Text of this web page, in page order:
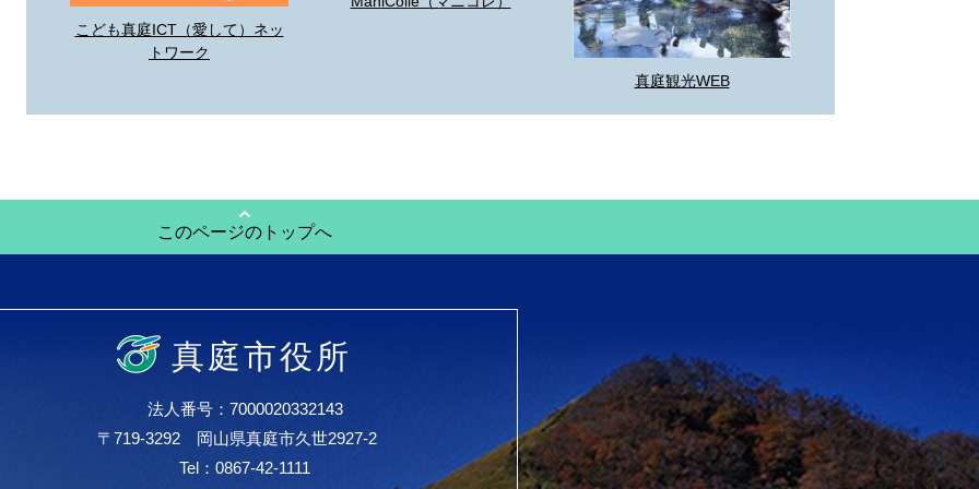
こども真庭ICT（愛して）ネッ
トワーク
真庭観光WEB
このページのトップへ
真庭市役所
法人番号：7000020332143
〒719-3292 岡山県真庭市久世2927-2
Tel：0867-42-1111